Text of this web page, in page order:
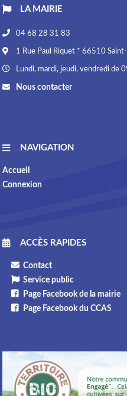
LA MAIRIE
04 68 28 31 83
1 Rue Paul Riquet * 66510
Lundi, mardi, jeudi, vendredi de
Nous contacter
NAVIGATION
Accueil
Connexion
ACCÈS RAPIDES
Contact
Service public
Page Facebook de la mairie
Page Facebook du CCAS